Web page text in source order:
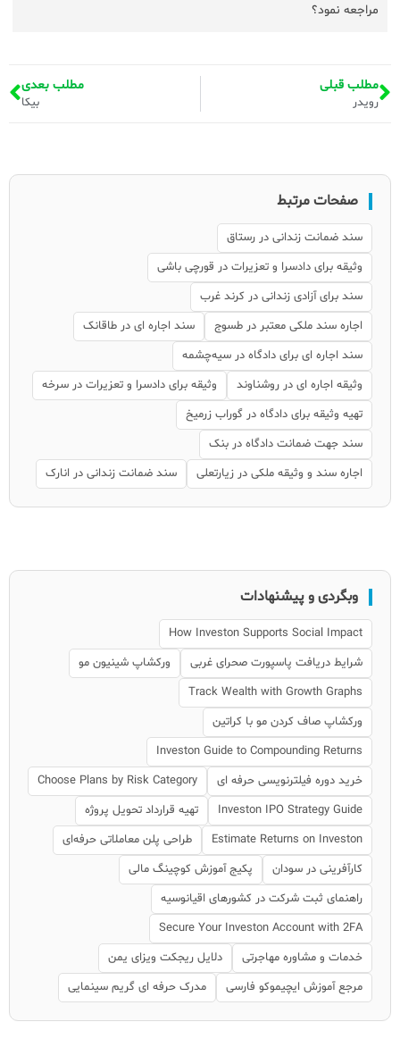
مراجعه نمود؟
مطلب قبلی
رویدر
مطلب بعدی
بیکا
صفحات مرتبط
سند ضمانت زندانی در رستاق
وثیقه برای دادسرا و تعزیرات در قورچی باشی
سند برای آزادی زندانی در کرند غرب
اجاره سند ملکی معتبر در طسوج
سند اجاره ای در طاقانک
سند اجاره ای برای دادگاه در سیه‌چشمه
وثیقه اجاره ای در روشناوند
وثیقه برای دادسرا و تعزیرات در سرخه
تهیه وثیقه برای دادگاه در گوراب زرمیخ
سند جهت ضمانت دادگاه در بنک
اجاره سند و وثیقه ملکی در زیارتعلی
سند ضمانت زندانی در انارک
وبگردی و پیشنهادات
How Investon Supports Social Impact
شرایط دریافت پاسپورت صحرای غربی
ورکشاپ شینیون مو
Track Wealth with Growth Graphs
ورکشاپ صاف کردن مو با کراتین
Investon Guide to Compounding Returns
خرید دوره فیلترنویسی حرفه ای
Choose Plans by Risk Category
Investon IPO Strategy Guide
تهیه قرارداد تحویل پروژه
Estimate Returns on Investon
طراحی پلن معاملاتی حرفه‌ای
کارآفرینی در سودان
پکیج آموزش کوچینگ مالی
راهنمای ثبت شرکت در کشورهای اقیانوسیه
Secure Your Investon Account with 2FA
خدمات و مشاوره مهاجرتی
دلایل ریجکت ویزای یمن
مرجع آموزش ایچیموکو فارسی
مدرک حرفه ای گریم سینمایی